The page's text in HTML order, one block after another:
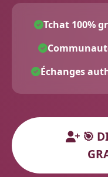
Tchat 100%
Échanges
🎯